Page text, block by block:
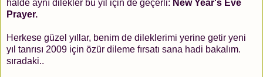
halde aynı dilekler bu yıl için de geçerli: New Year's Eve
Prayer.
Herkese güzel yıllar, benim de dileklerimi yerine getir yeni
yıl tanrısı 2009 için özür dileme fırsatı sana hadi bakalım.
sıradaki..